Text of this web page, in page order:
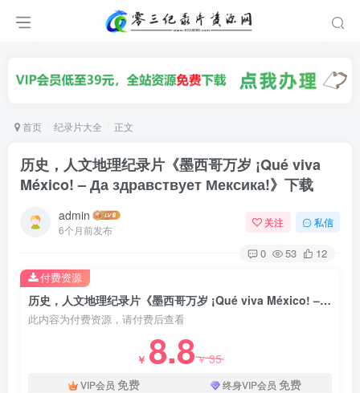
首页 纪录片大全 正文
历史，人文地理纪录片《墨西哥万岁 ¡Qué viva
México! – Да здравствует Мексика!》下载
admin
6个月前发布
关注 私信
0 53 12
历史，人文地理纪录片《墨西哥万岁 ¡Qué viva México! – Да здравствует Мексика!》下载
此内容为付费资源，请付费后查看
￥ 8.8￥35
VIP会员 免费 终身VIP会员 免费
付费资源